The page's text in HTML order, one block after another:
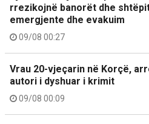
rrezikojnë banorët dhe
emergjente dhe evakuim
09/08 00:27
Vrau 20-vjeçarin në Korçë,
autori i dyshuar i krimit
09/08 00:09